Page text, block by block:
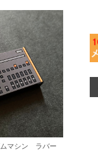
ムマシン ラバー